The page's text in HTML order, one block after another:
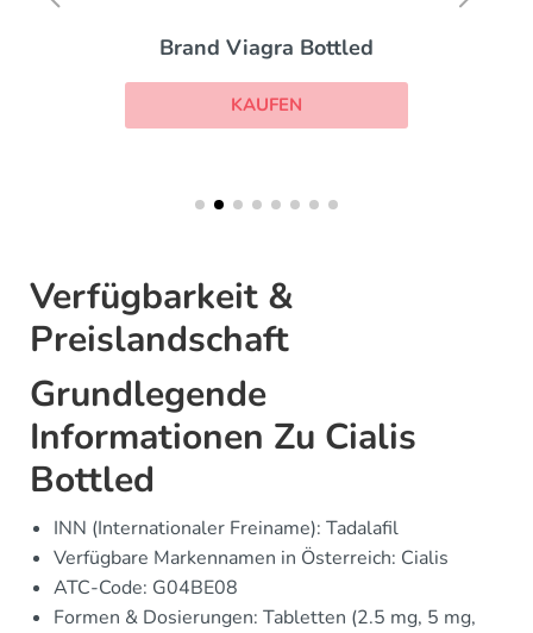
Brand Viagra Bottled
KAUFEN
Verfügbarkeit &
Preislandschaft
Grundlegende
Informationen Zu Cialis
Bottled
INN (Internationaler Freiname): Tadalafil
Verfügbare Markennamen in Österreich: Cialis
ATC-Code: G04BE08
Formen & Dosierungen: Tabletten (2.5 mg, 5 mg,